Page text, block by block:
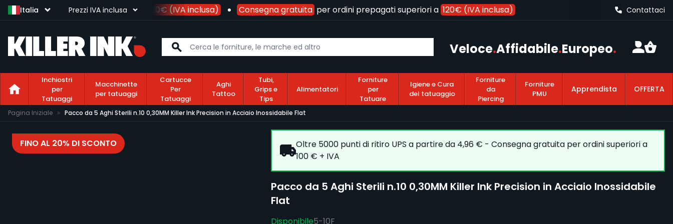
Italia Prezzi IVA inclusa
per ordini prepagati superiori a 120€ (IVA inclusa) Consegna gratuita per ordini prepagati superiori a 120€ (IVA inclusa) Contattaci
Veloce.Affidabile.Europeo.
Inchiostri
per
Tatuaggi
Macchinette
per tatuaggi
Cartucce
Per
Tatuaggi
Aghi
Tattoo
Tubi,
Grips e
Tips
Alimentatori
Forniture
per
Tatuare
Igiene e Cura
del tatuaggio
Forniture
da
Piercing
Forniture
PMU
Apprendista OFFERTA
Salta al contenuto
Pagina Iniziale Pacco da 5 Aghi Sterili n.10 0,30MM Killer Ink Precision in Acciaio Inossidabile Flat
FINO AL 20% DI SCONTO
Oltre 5000 punti di ritiro UPS a partire da 4,96 € - Consegna gratuita per ordini superiori a
100 € + IVA
Pacco da 5 Aghi Sterili n.10 0,30MM Killer Ink Precision in Acciaio Inossidabile
Flat
Disponibile5-10F